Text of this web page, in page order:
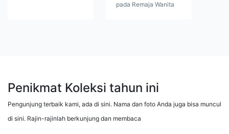
pada Remaja Wanita
Penikmat Koleksi tahun ini
Pengunjung terbaik kami, ada di sini. Nama dan foto Anda juga bisa muncul
di sini. Rajin-rajinlah berkunjung dan membaca